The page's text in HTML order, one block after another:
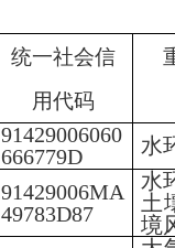
统一社会信
用代码
91429006060
666779D
水
91429006MA
49783D87
水
土
境